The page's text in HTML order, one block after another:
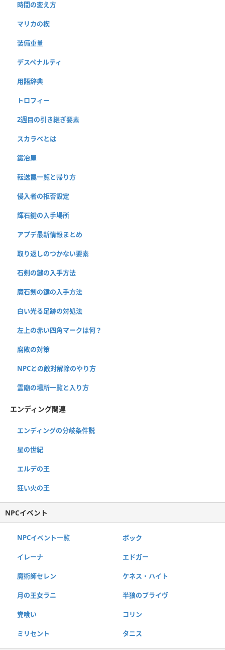
時間の変え方
マリカの楔
装備重量
デスペナルティ
用語辞典
トロフィー
2週目の引き継ぎ要素
スカラベとは
鍛冶屋
転送罠一覧と帰り方
侵入者の拒否設定
輝石鍵の入手場所
アプデ最新情報まとめ
取り返しのつかない要素
石剣の鍵の入手方法
魔石剣の鍵の入手方法
白い光る足跡の対処法
左上の赤い四角マークは何？
腐敗の対策
NPCとの敵対解除のやり方
霊廟の場所一覧と入り方
エンディング関連
エンディングの分岐条件説
星の世紀
エルデの王
狂い火の王
NPCイベント
NPCイベント一覧 ボック
イレーナ エドガー
魔術師セレン ケネス・ハイト
月の王女ラニ 半狼のブライヴ
糞喰い コリン
ミリセント タニス